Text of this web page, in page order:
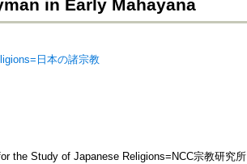
in Early Mahayana
日本の諸宗教
the Study of Japanese Religions=NCC宗教研究所